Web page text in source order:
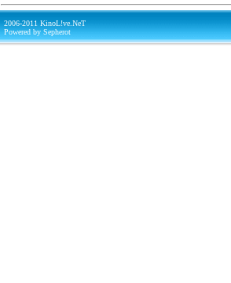
2006-2011 KinoL!ve.NeT
Powered by Sepherot